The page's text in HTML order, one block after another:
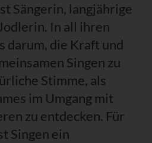
Sängerin, langjährige
In all ihren
darum, die Kraft und
Singen zu
Stimme, als
im Umgang mit
zu entdecken. Für
Singen ein